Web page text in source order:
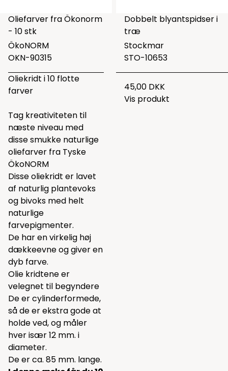
Oliefarver fra Ökonorm
- 10 stk
ÖkoNORM
OKN-90315
Oliekridt i 10 flotte
farver
Tag kreativiteten til
næste niveau med
disse smukke naturlige
oliefarver fra Tyske
ÖkoNORM
Disse oliekridt er lavet
af naturlig plantevoks
og bivoks med helt
naturlige
farvepigmenter.
De har en virkelig høj
dækkeevne og giver en
dyb farve.
Olie kridtene er
velegnet til begyndere
De er cylinderformede,
så de er ekstra gode at
holde ved, og måler
hver især 12 mm. i
diameter.
De er ca. 85 mm. lange.
Dobbelt blyantspidser i
træ
Stockmar
STO-10653
45,00 DKK
Vis produkt